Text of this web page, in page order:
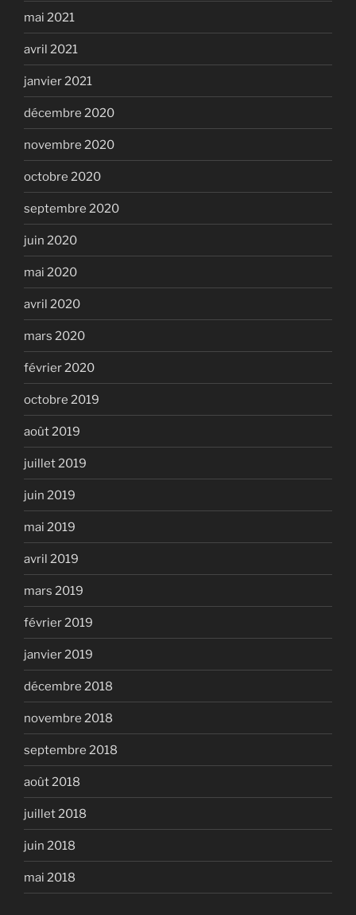
mai 2021
avril 2021
janvier 2021
décembre 2020
novembre 2020
octobre 2020
septembre 2020
juin 2020
mai 2020
avril 2020
mars 2020
février 2020
octobre 2019
août 2019
juillet 2019
juin 2019
mai 2019
avril 2019
mars 2019
février 2019
janvier 2019
décembre 2018
novembre 2018
septembre 2018
août 2018
juillet 2018
juin 2018
mai 2018